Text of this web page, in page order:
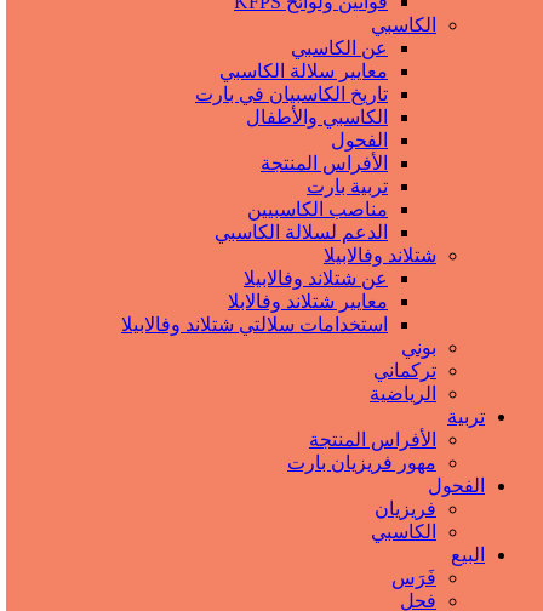
الكاسبي
عن الكاسبي
معايير سلالة الكاسبي
تاريخ الكاسبيان في بارت
الكاسبي والأطفال
الفحول
الأفراس المنتجة
تربیة بارت
مناصب الكاسبيين
الدعم لسلالة الكاسبي
شتلاند وفالابيلا
عن شتلاند وفالابيلا
معايير شتلاند وفالابلا
استخدامات سلالتي شتلاند وفالابيلا
بوني
تركماني
الرياضية
تربیة
الأفراس المنتجة
مهور فريزيان بارت
الفحول
فريزيان
الكاسبي
البيع
فَرَس
فحل